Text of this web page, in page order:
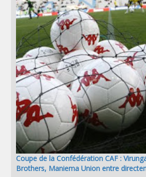
Coupe de la Confédération CAF :
Brothers, Maniema Union entre